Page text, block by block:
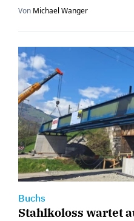
Von Michael Wanger
Buchs
Stahlkoloss wartet